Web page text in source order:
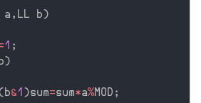
a , LL b)
1 ;
)
b&1 )sum=sum*a%MOD ;